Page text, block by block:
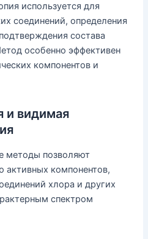
используется для
соединений, определения
состава
особенно эффективен
компонентов и
и видимая
методы позволяют
активных компонентов,
хлора и других
спектром